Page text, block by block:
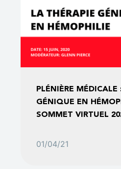
PLÉNIÈRE
GÉNIQUE EN
SOMMET VIRTUEL
01/04/21